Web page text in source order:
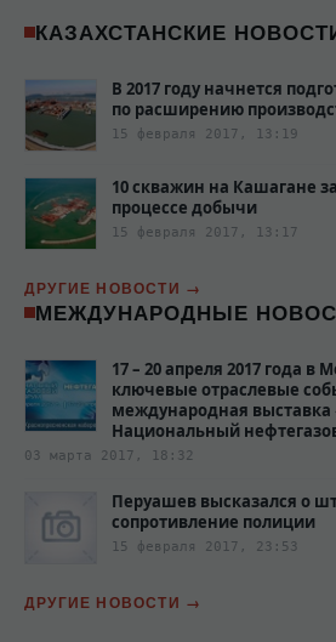
КАЗАХСТАНСКИЕ
В 2017 году начнется
по расширению
15 февраля 2017, 13:19
10 скважин на Кашагане
процессе добычи
15 февраля 2017, 13:17
ДРУГИЕ НОВОСТИ
МЕЖДУНАРОДНЫЕ
17 – 20 апреля 2017 года в
ключевые отраслевые
международная выставка
Национальный
03 марта 2017, 18:32
Перуашев высказался о
сопротивление полиции‍
15 февраля 2017, 23:53
ДРУГИЕ НОВОСТИ